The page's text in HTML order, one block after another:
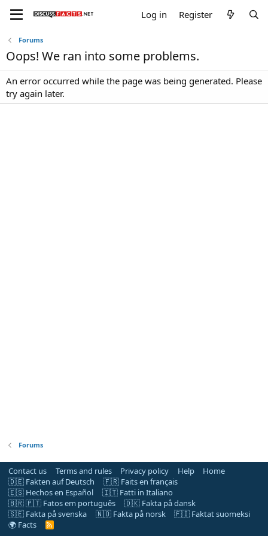
Log in Register
Forums
Oops! We ran into some problems.
An error occurred while the page was being generated. Please
try again later.
Forums
Contact us Terms and rules Privacy policy Help
Home
🇩🇪 Fakten auf Deutsch
🇫🇷 Faits en français
🇪🇸 Hechos en Español
🇮🇹 Fatti in Italiano
🇧🇷 🇵🇹 Fatos em português
🇩🇰 Fakta på dansk
🇸🇪 Fakta på svenska
🇳🇴 Fakta på norsk
🇫🇮 Faktat suomeksi
🌍 Facts
R